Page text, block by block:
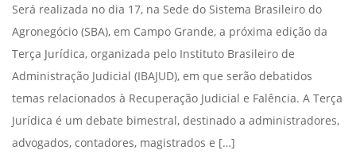
Será realizada no dia 17, na Sede do Sistema Brasileiro do
Agronegócio (SBA), em Campo Grande, a próxima edição da
Terça Jurídica, organizada pelo Instituto Brasileiro de
Administração Judicial (IBAJUD), em que serão debatidos
temas relacionados à Recuperação Judicial e Falência. A Terça
Jurídica é um debate bimestral, destinado a administradores,
advogados, contadores, magistrados e […]